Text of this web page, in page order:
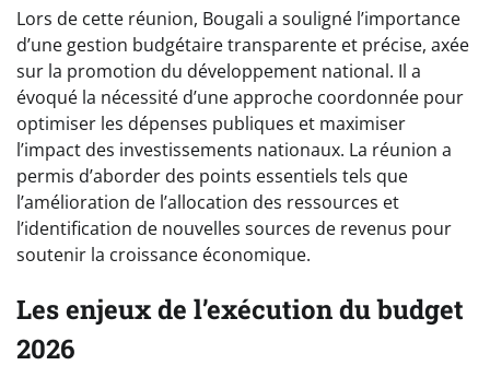
Lors de cette réunion, Bougali a souligné l’importance
d’une gestion budgétaire transparente et précise, axée
sur la promotion du développement national. Il a
évoqué la nécessité d’une approche coordonnée pour
optimiser les dépenses publiques et maximiser
l’impact des investissements nationaux. La réunion a
permis d’aborder des points essentiels tels que
l’amélioration de l’allocation des ressources et
l’identification de nouvelles sources de revenus pour
soutenir la croissance économique.
Les enjeux de l’exécution du budget
2026